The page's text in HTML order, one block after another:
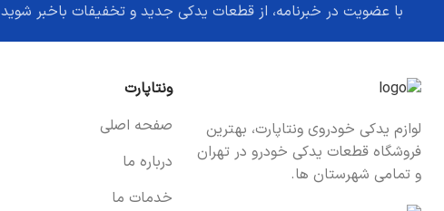
با عضویت در خبرنامه، از قطعات یدکی جدید و تخفیفات باخبر شوید
لوازم یدکی خودروی ونتاپارت، بهترین
فروشگاه قطعات یدکی خودرو در تهران
و تمامی شهرستان ها.
ونتاپارت
صفحه اصلی
درباره ما
خدمات ما